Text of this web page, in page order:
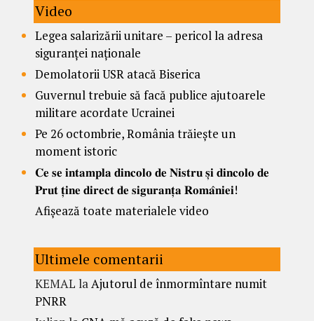
Video
Legea salarizării unitare – pericol la adresa
siguranței naționale
Demolatorii USR atacă Biserica
Guvernul trebuie să facă publice ajutoarele
militare acordate Ucrainei
Pe 26 octombrie, România trăiește un
moment istoric
𝐂𝐞 𝐬𝐞 𝐢𝐧𝐭𝐚𝐦𝐩𝐥𝐚 𝐝𝐢𝐧𝐜𝐨𝐥𝐨 𝐝𝐞 𝐍𝐢𝐬𝐭𝐫𝐮 𝐬̦𝐢 𝐝𝐢𝐧𝐜𝐨𝐥𝐨 𝐝𝐞
𝐏𝐫𝐮𝐭 𝐭̦𝐢𝐧𝐞 𝐝𝐢𝐫𝐞𝐜𝐭 𝐝𝐞 𝐬𝐢𝐠𝐮𝐫𝐚𝐧𝐭̦𝐚 𝐑𝐨𝐦𝐚̂𝐧𝐢𝐞𝐢!
Afișează toate materialele video
Ultimele comentarii
KEMAL laAjutorul de înmormîntare numit
PNRR